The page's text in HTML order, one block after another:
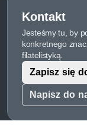
Kontakt
Jesteśmy tu, by
konkretnego
filatelistyką.
Napisz do
Zapisz się